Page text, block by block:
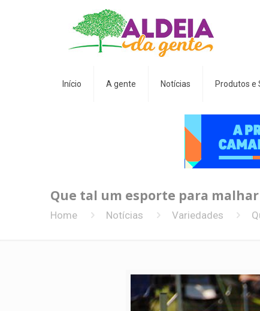
Início A gente Notícias Produtos e
Que tal um esporte para
Home Notícias Variedades